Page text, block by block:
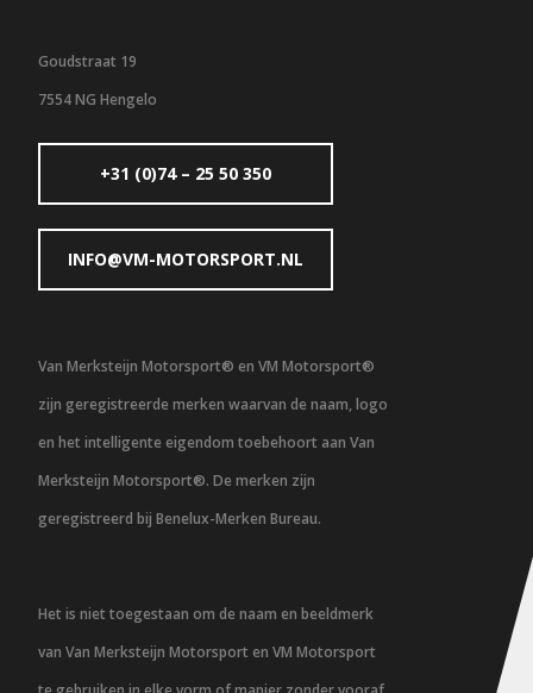
Goudstraat 19
7554 NG Hengelo
+31 (0)74 – 25 50 350
INFO@VM-MOTORSPORT.NL
Van Merksteijn Motorsport® en VM Motorsport®
zijn geregistreerde merken waarvan de naam, logo
en het intelligente eigendom toebehoort aan Van
Merksteijn Motorsport®. De merken zijn
geregistreerd bij Benelux-Merken Bureau.
Het is niet toegestaan om de naam en beeldmerk
van Van Merksteijn Motorsport en VM Motorsport